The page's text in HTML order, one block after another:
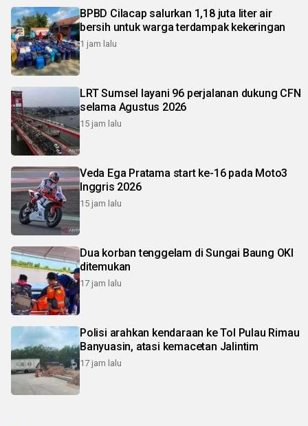
BPBD Cilacap salurkan 1,18 juta liter air
bersih untuk warga terdampak kekeringan
1 jam lalu
LRT Sumsel layani 96 perjalanan dukung CFN
selama Agustus 2026
15 jam lalu
Veda Ega Pratama start ke-16 pada Moto3
Inggris 2026
15 jam lalu
Dua korban tenggelam di Sungai Baung OKI
ditemukan
17 jam lalu
Polisi arahkan kendaraan ke Tol Pulau Rimau
Banyuasin, atasi kemacetan Jalintim
17 jam lalu